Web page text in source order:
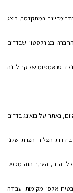
המתקדמת הוצג
בצ'רלסטון שבדרום
טראמפ ומושל קרוליינה
באתר של בואינג בדרום
הצליח הצוות שלנו
היום, האתר הזה מספק
מבטיח אלפי מקומות עבודה